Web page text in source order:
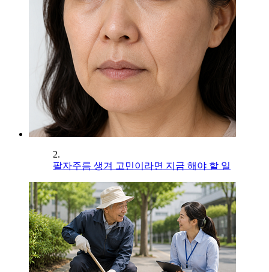
2.
팔자주름 생겨 고민이라면 지금 해야 할 일